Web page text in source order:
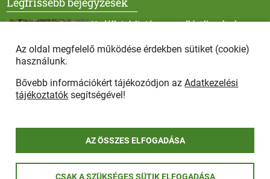
Vadállatok itatása a rendkívüli melegben
Afrikai sertéspestis - kérések a lakosság felé
Az oldal megfelelő működése érdekben sütiket (cookie)
használunk.
Bővebb információkért tájékozódjon azAdatkezelési
tájékoztatók segítségével!
AZ ÖSSZES ELFOGADÁSA
CSAK A SZÜKSÉGES SÜTIK ELFOGADÁSA